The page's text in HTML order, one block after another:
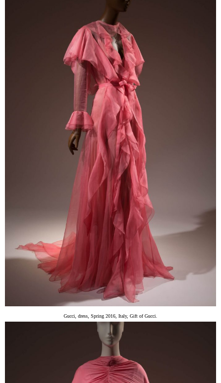
Gucci, dress, Spring 2016, Italy, Gift of Gucci.